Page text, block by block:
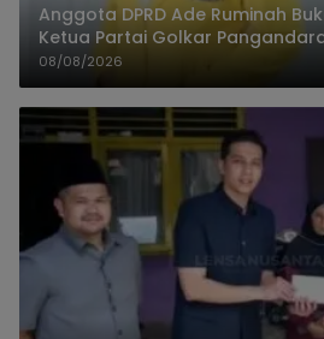
Anggota DPRD Ade Ruminah
Ketua Partai Golkar
08/08/2026